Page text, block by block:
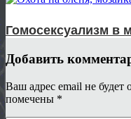
Гомосексуализм в
Добавить
Ваш адрес email не будет
помечены *